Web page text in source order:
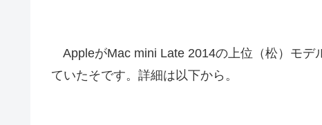
AppleがMac mini Late 2014の上位（松）モデ
ていたそです。詳細は以下から。